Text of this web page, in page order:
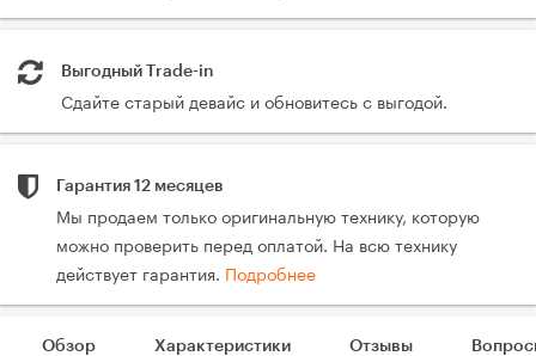
Выгодный Trade-in
Сдайте старый девайс и обновитесь с выгодой.
Гарантия 12 месяцев
Мы продаем только оригинальную технику, которую
можно проверить перед оплатой. На всю технику
действует гарантия. Подробнее
Обзор Характеристики Отзывы